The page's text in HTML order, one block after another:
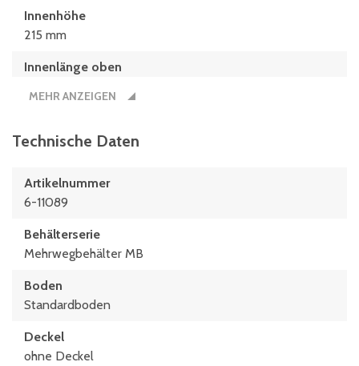
Innenhöhe
215 mm
Innenlänge oben
498 mm
600 mm
MEHR ANZEIGEN
Technische Daten
Artikelnummer
6-11089
Behälterserie
Mehrwegbehälter MB
Boden
Standardboden
Deckel
ohne Deckel